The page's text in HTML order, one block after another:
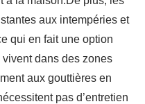
aux intempéries et
qui en fait une option
dans des zones
aux gouttières en
pas d’entretien